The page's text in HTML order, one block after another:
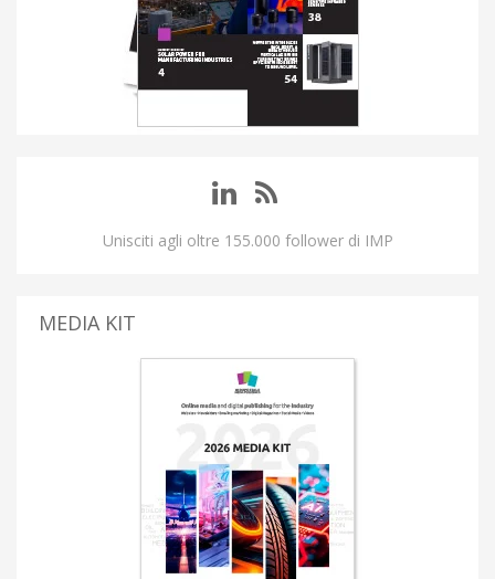
Unisciti agli oltre 155.000 follower di IMP
MEDIA KIT